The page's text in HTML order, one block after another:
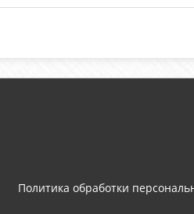
Политика обработки